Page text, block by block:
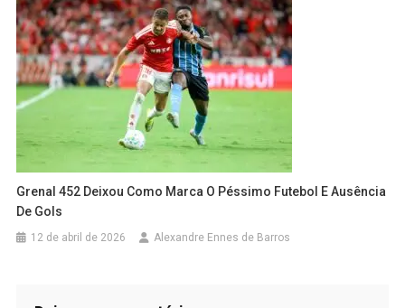
Grenal 452 Deixou Como Marca O Péssimo Futebol E Ausência
De Gols
12 de abril de 2026 Alexandre Ennes de Barros